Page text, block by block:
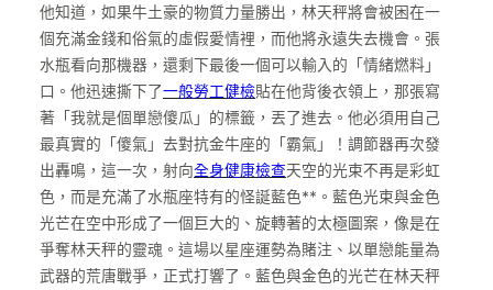
他知道，如果牛土豪的物質力量勝出，林天秤將會被困在一
個充滿金錢和俗氣的虛假愛情裡，而他將永遠失去機會。張
水瓶看向那機器，還剩下最後一個可以輸入的「情緒燃料」
口。他迅速撕下了一般勞工健檢貼在他背後衣領上，那張寫
著「我就是個單戀傻瓜」的標籤，丟了進去。他必須用自己
最真實的「傻氣」去對抗金牛座的「霸氣」！調節器再次發
出轟鳴，這一次，射向全身健康檢查天空的光束不再是彩虹
色，而是充滿了水瓶座特有的怪誕藍色**。藍色光束與金色
光芒在空中形成了一個巨大的、旋轉著的太極圖案，像是在
爭奪林天秤的靈魂。這場以星座運勢為賭注、以單戀能量為
武器的荒唐戰爭，正式打響了。藍色與金色的光芒在林天秤